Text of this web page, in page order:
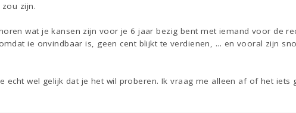
zijn.
wat je kansen zijn voor je 6 jaar bezig bent met iemand voor de
ie onvindbaar is, geen cent blijkt te verdienen, ... en vooral zijn
echt wel gelijk dat je het wil proberen. Ik vraag me alleen af of het iets